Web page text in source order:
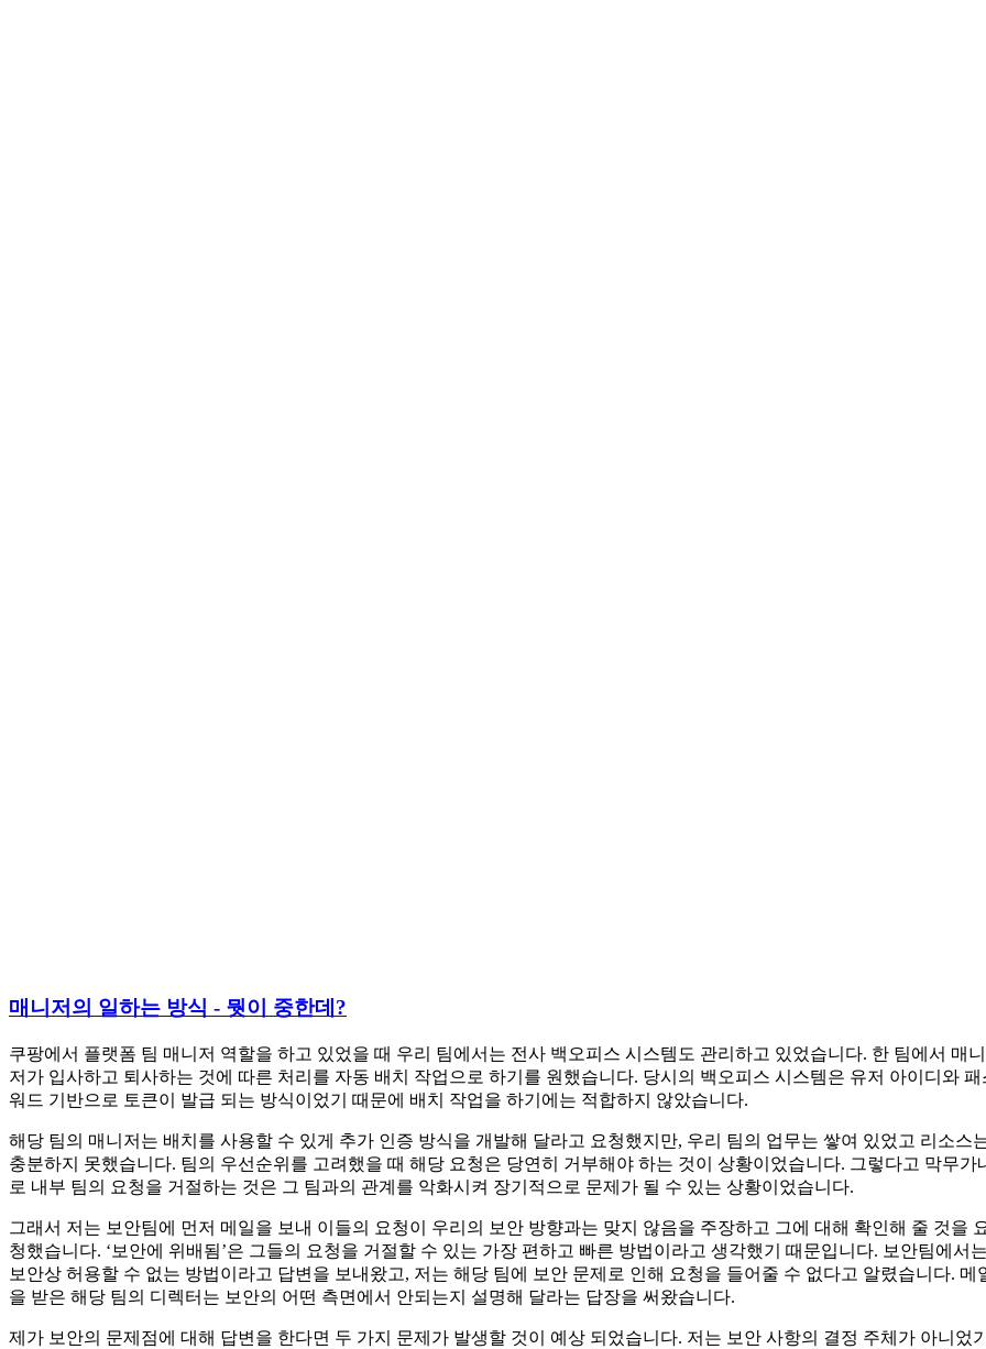
매니저의 일하는 방식 - 뭣이 중한데?
쿠팡에서 플랫폼 팀 매니저 역할을 하고 있었을 때 우리 팀에서는 전사 백오피스 시스템도 관리하고 있었습니다. 한 팀에서 매니
저가 입사하고 퇴사하는 것에 따른 처리를 자동 배치 작업으로 하기를 원했습니다. 당시의 백오피스 시스템은 유저 아이디와 패
워드 기반으로 토큰이 발급 되는 방식이었기 때문에 배치 작업을 하기에는 적합하지 않았습니다.
해당 팀의 매니저는 배치를 사용할 수 있게 추가 인증 방식을 개발해 달라고 요청했지만, 우리 팀의 업무는 쌓여 있었고 리소스
충분하지 못했습니다. 팀의 우선순위를 고려했을 때 해당 요청은 당연히 거부해야 하는 것이 상황이었습니다. 그렇다고 막무가
로 내부 팀의 요청을 거절하는 것은 그 팀과의 관계를 악화시켜 장기적으로 문제가 될 수 있는 상황이었습니다.
그래서 저는 보안팀에 먼저 메일을 보내 이들의 요청이 우리의 보안 방향과는 맞지 않음을 주장하고 그에 대해 확인해 줄 것을
청했습니다. ‘보안에 위배됨’은 그들의 요청을 거절할 수 있는 가장 편하고 빠른 방법이라고 생각했기 때문입니다. 보안팀에서는
보안상 허용할 수 없는 방법이라고 답변을 보내왔고, 저는 해당 팀에 보안 문제로 인해 요청을 들어줄 수 없다고 알렸습니다. 메
을 받은 해당 팀의 디렉터는 보안의 어떤 측면에서 안되는지 설명해 달라는 답장을 써왔습니다.
제가 보안의 문제점에 대해 답변을 한다면 두 가지 문제가 발생할 것이 예상 되었습니다. 저는 보안 사항의 결정 주체가 아니었기